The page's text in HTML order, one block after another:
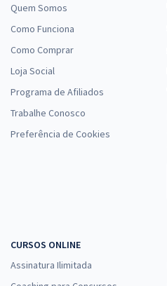
Quem Somos
Como Funciona
Como Comprar
Loja Social
Programa de Afiliados
Trabalhe Conosco
Preferência de Cookies
CURSOS ONLINE
Assinatura Ilimitada